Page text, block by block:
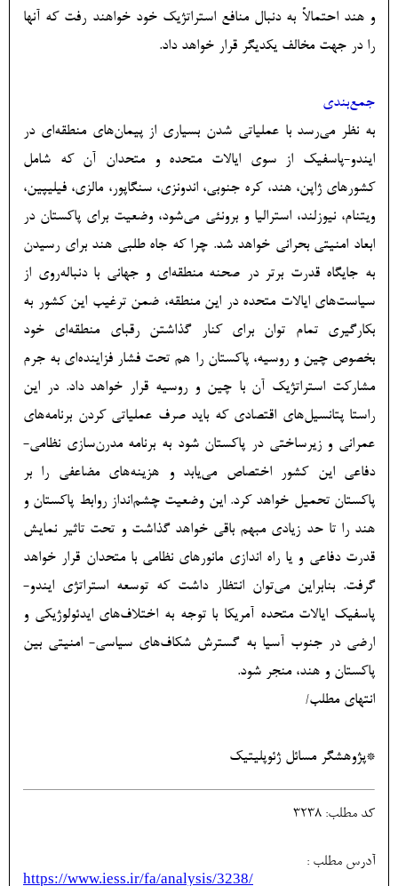
و هند احتمالاً به دنبال منافع استراتژیک خود خواهند رفت که آنها
را در جهت مخالف یکدیگر قرار خواهد داد.
جمع‌بندی
به نظر می‌رسد با عملیاتی شدن بسیاری از پیمان‌های منطقه‌ای در
ایندو-پاسفیک از سوی ایالات متحده و متحدان آن که شامل
کشورهای ژاپن، هند، کره جنوبی، اندونزی، سنگاپور، مالزی، فیلیپین،
ویتنام، نیوزلند، استرالیا و برونئی می‌شود، وضعیت برای پاکستان در
ابعاد امنیتی بحرانی خواهد شد. چرا که جاه طلبی هند برای رسیدن
به جایگاه قدرت برتر در صحنه منطقه‌ای و جهانی با دنباله‌روی از
سیاست‌های ایالات متحده در این منطقه، ضمن ترغیب این کشور به
بکارگیری تمام توان برای کنار گذاشتن رقبای منطقه‌ای خود
بخصوص چین و روسیه، پاکستان را هم تحت فشار فزاینده‌ای به جرم
مشارکت استراتژیک آن با چین و روسیه قرار خواهد داد. در این
راستا پتانسیل‌های اقتصادی که باید صرف عملیاتی کردن برنامه‌های
عمرانی و زیرساختی در پاکستان شود به برنامه مدرن‌سازی نظامی-
دفاعی این کشور اختصاص می‌یابد و هزینه‌های مضاعفی را بر
پاکستان تحمیل خواهد کرد. این وضعیت چشم‌انداز روابط پاکستان و
هند را تا حد زیادی مبهم باقی خواهد گذاشت و تحت تاثیر نمایش
قدرت دفاعی و یا راه اندازی مانورهای نظامی با متحدان قرار خواهد
گرفت. بنابراین می‌توان انتظار داشت که توسعه استراتژی ایندو-
پاسفیک ایالات متحده آمریکا با توجه به اختلاف‌های ایدئولوژیکی و
ارضی در جنوب آسیا به گسترش شکاف‌های سیاسی- امنیتی بین
پاکستان و هند، منجر شود.
انتهای مطلب/
*پژوهشگر مسائل ژئوپلیتیک
کد مطلب: 3238
آدرس مطلب :
https://www.iess.ir/fa/analysis/3238/